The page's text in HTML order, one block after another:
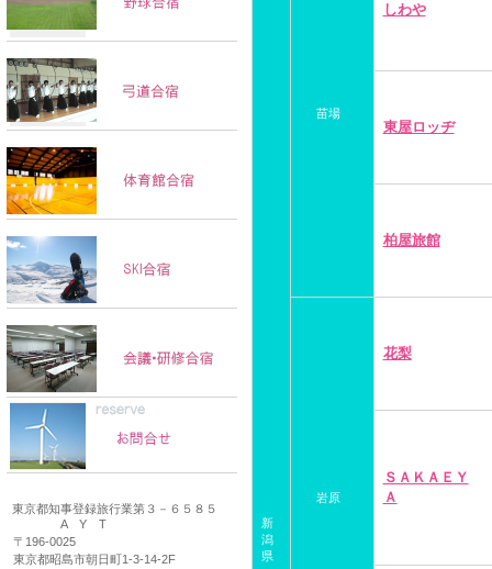
新
潟
県
苗場
しわや
東屋ロッヂ
柏屋旅館
岩原
花梨
ＳＡＫＡＥＹ
Ａ
東京都知事登録旅行業第３－６５８５
A Y T
〒196-0025
東京都昭島市朝日町1-3-14-2F